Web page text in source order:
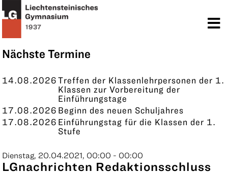
Nächste Termine
14.08.2026Treffen der Klassenlehrpersonen der 1.
Klassen zur Vorbereitung der
Einführungstage
17.08.2026 Beginn des neuen Schuljahres
17.08.2026 Einführungstag für die Klassen der 1.
Stufe
KONTAKT
Dienstag, 20.04.2021, 00:00 - 00:00
LGnachrichten Redaktionsschluss